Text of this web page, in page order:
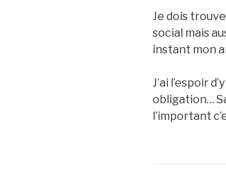
Je dois
social mais
instant mon
J’ai l’espoir
obligation…
l’important